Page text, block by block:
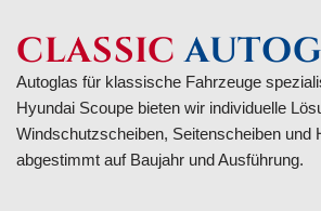
CLASSIC
Autoglas für klassische Fahrzeuge
Hyundai Scoupe bieten wir individuelle
Windschutzscheiben, Seitenscheiben und
abgestimmt auf Baujahr und Ausführung.